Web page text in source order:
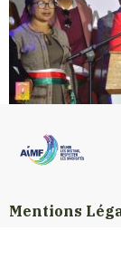
Mentions